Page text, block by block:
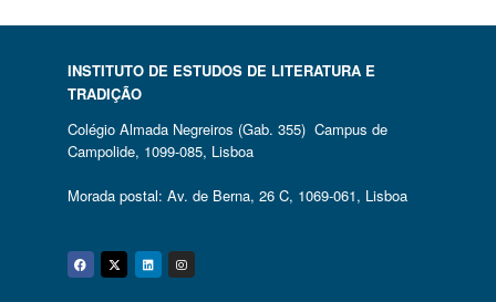
INSTITUTO DE ESTUDOS DE LITERATURA E
TRADIÇÃO
Colégio Almada Negreiros (Gab. 355) Campus de
Campolide, 1099-085, Lisboa
Morada postal: Av. de Berna, 26 C, 1069-061, Lisboa
Facebook
Twitter
Linkedin
Instagram